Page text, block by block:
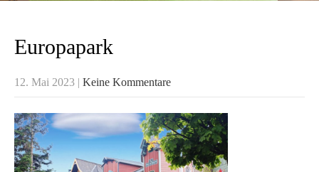
Europapark
12. Mai 2023 | Keine Kommentare